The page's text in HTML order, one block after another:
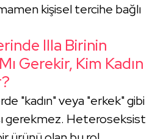
kişisel tercihe bağlı
Illa Birinin
Gerekir, Kim Kadın
"kadın" veya "erkek" gibi
gerekmez. Heteroseksist